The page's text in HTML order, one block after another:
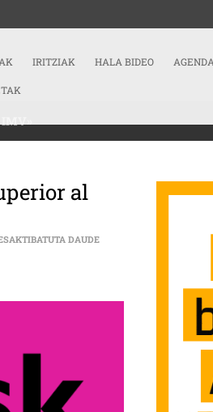
IRITZIAK HALA BIDEO
IMV»
al
DAUDEPRESTACIONES